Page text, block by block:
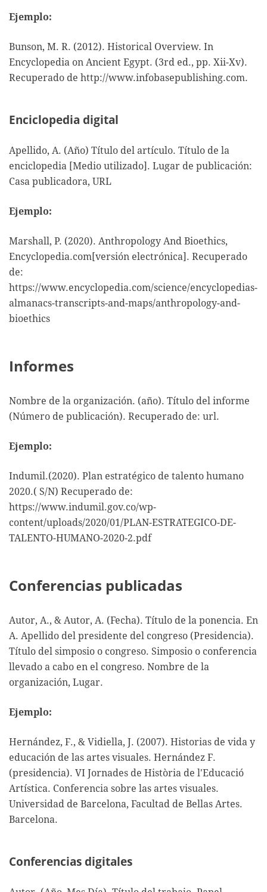
Ejemplo:
Bunson, M. R. (2012). Historical Overview. In
Encyclopedia on Ancient Egypt. (3rd ed., pp. Xii-Xv).
Recuperado de http://www.infobasepublishing.com.
Enciclopedia digital
Apellido, A. (Año) Título del artículo. Título de la
enciclopedia [Medio utilizado]. Lugar de publicación:
Casa publicadora, URL
Ejemplo:
Marshall, P. (2020). Anthropology And Bioethics,
Encyclopedia.com[versión electrónica]. Recuperado
de:
https://www.encyclopedia.com/science/encyclopedias-
almanacs-transcripts-and-maps/anthropology-and-
bioethics
Informes
Nombre de la organización. (año). Título del informe
(Número de publicación). Recuperado de: url.
Ejemplo:
Indumil.(2020). Plan estratégico de talento humano
2020.( S/N) Recuperado de:
https://www.indumil.gov.co/wp-
content/uploads/2020/01/PLAN-ESTRATEGICO-DE-
TALENTO-HUMANO-2020-2.pdf
Conferencias publicadas
Autor, A., & Autor, A. (Fecha). Título de la ponencia. En
A. Apellido del presidente del congreso (Presidencia).
Título del simposio o congreso. Simposio o conferencia
llevado a cabo en el congreso. Nombre de la
organización, Lugar.
Ejemplo:
Hernández, F., & Vidiella, J. (2007). Historias de vida y
educación de las artes visuales. Hernández F.
(presidencia). VI Jornades de Història de l'Educació
Artística. Conferencia sobre las artes visuales.
Universidad de Barcelona, Facultad de Bellas Artes.
Barcelona.
Conferencias digitales